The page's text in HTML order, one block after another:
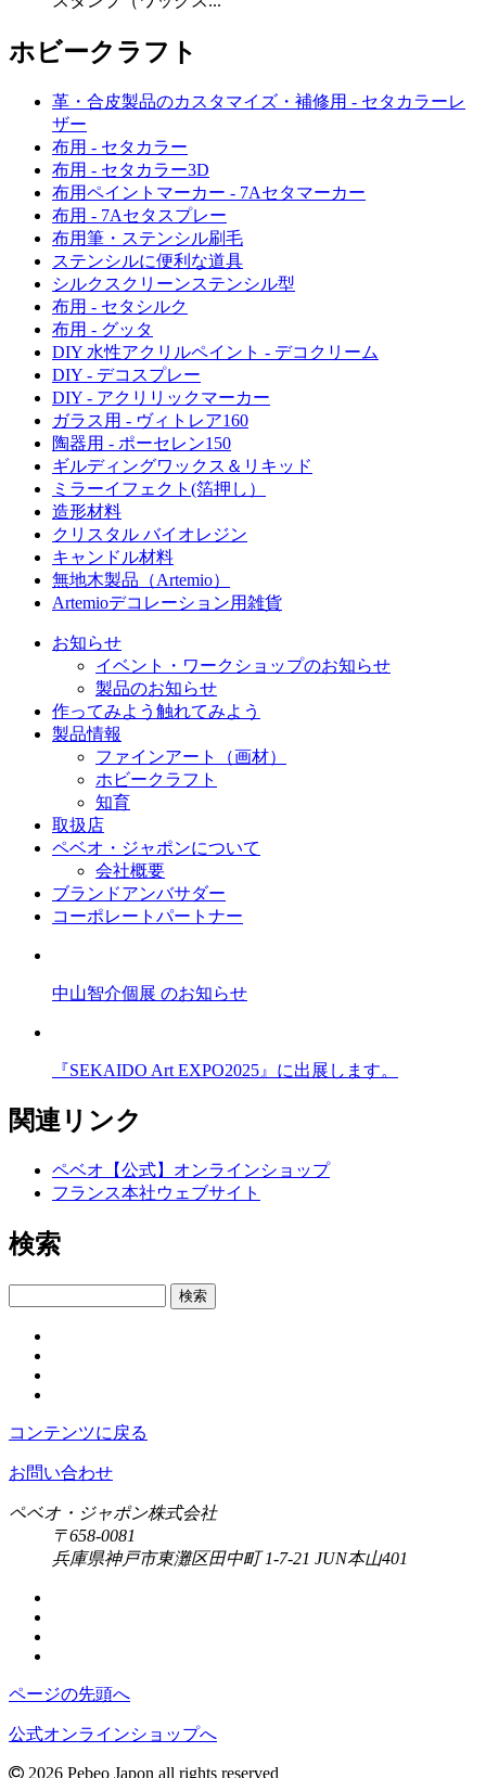
ホビークラフト
革・合皮製品のカスタマイズ・補修用 - セタカラーレ
ザー
布用 - セタカラー
布用 - セタカラー3D
布用ペイントマーカー - 7Aセタマーカー
布用 - 7Aセタスプレー
布用筆・ステンシル刷毛
ステンシルに便利な道具
シルクスクリーンステンシル型
布用 - セタシルク
布用 - グッタ
DIY 水性アクリルペイント - デコクリーム
DIY - デコスプレー
DIY - アクリリックマーカー
ガラス用 - ヴィトレア160
陶器用 - ポーセレン150
ギルディングワックス＆リキッド
ミラーイフェクト(箔押し）
造形材料
クリスタル バイオレジン
キャンドル材料
無地木製品（Artemio）
Artemioデコレーション用雑貨
お知らせ
イベント・ワークショップのお知らせ
製品のお知らせ
作ってみよう 触れてみよう
製品情報
ファインアート（画材）
ホビークラフト
知育
取扱店
ペベオ・ジャポンについて
会社概要
ブランドアンバサダー
コーポレートパートナー
中山智介個展 のお知らせ
『SEKAIDO Art EXPO2025』に出展します。
関連リンク
ペベオ【公式】オンラインショップ
フランス本社ウェブサイト
検索
検索
コンテンツに戻る
お問い合わせ
ペベオ・ジャポン株式会社
〒658-0081
兵庫県神戸市東灘区田中町 1-7-21 JUN本山401
ページの先頭へ
公式オンラインショップへ
2026 Pebeo Japon all rights reserved